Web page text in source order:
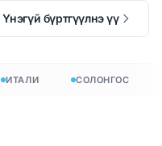
Үнэгүй бүртгүүлнэ үү
ИТАЛИ СОЛОНГОС